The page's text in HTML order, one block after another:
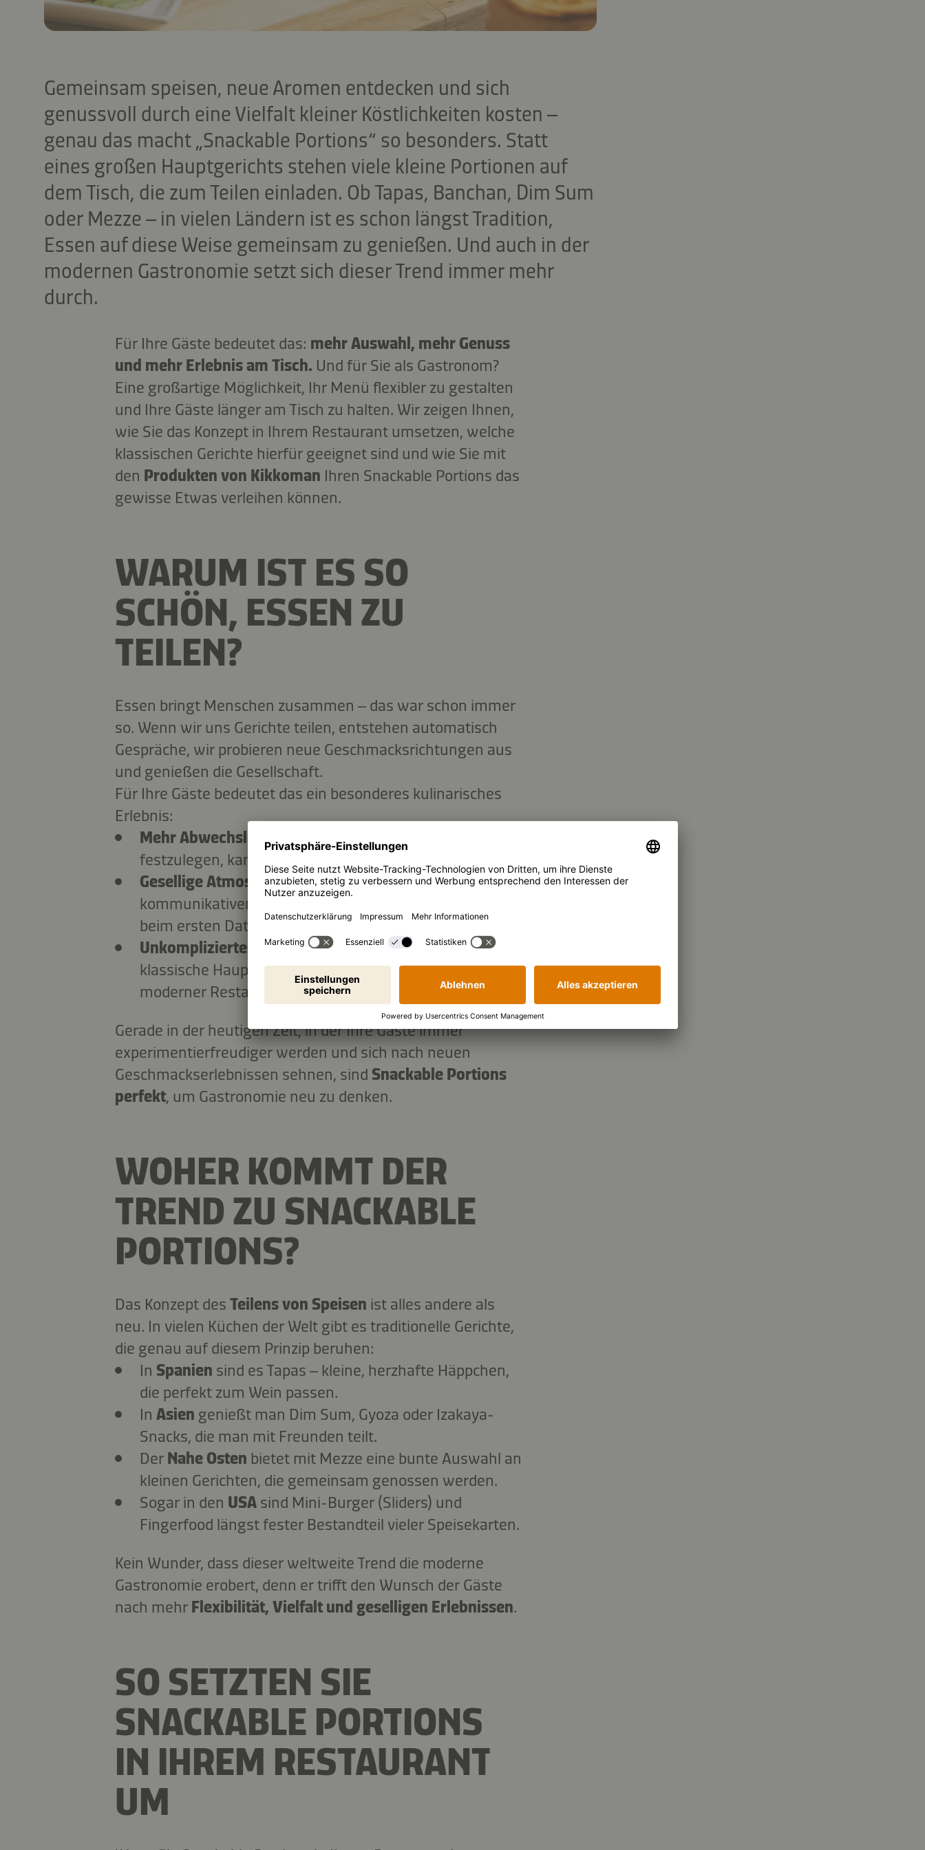
Gemeinsam speisen, neue Aromen entdecken und sich
genussvoll durch eine Vielfalt kleiner Köstlichkeiten kosten –
genau das macht „Snackable Portions“ so besonders. Statt
eines großen Hauptgerichts stehen viele kleine Portionen auf
dem Tisch, die zum Teilen einladen. Ob Tapas, Banchan, Dim Sum
oder Mezze – in vielen Ländern ist es schon längst Tradition,
Essen auf diese Weise gemeinsam zu genießen. Und auch in der
modernen Gastronomie setzt sich dieser Trend immer mehr
durch.
Für Ihre Gäste bedeutet das: mehr Auswahl, mehr Genuss
und mehr Erlebnis am Tisch. Und für Sie als Gastronom?
Eine großartige Möglichkeit, Ihr Menü flexibler zu gestalten
und Ihre Gäste länger am Tisch zu halten. Wir zeigen Ihnen,
wie Sie das Konzept in Ihrem Restaurant umsetzen, welche
klassischen Gerichte hierfür geeignet sind und wie Sie mit
den Produkten von Kikkoman Ihren Snackable Portions das
gewisse Etwas verleihen können.
WARUM IST ES SO
SCHÖN, ESSEN ZU
TEILEN?
Essen bringt Menschen zusammen – das war schon immer
so. Wenn wir uns Gerichte teilen, entstehen automatisch
Gespräche, wir probieren neue Geschmacksrichtungen aus
und genießen die Gesellschaft.
Für Ihre Gäste bedeutet das ein besonderes kulinarisches
Erlebnis:
Mehr Abwechslung: Statt sich auf nur ein Gericht
festzulegen, kann jeder mehrere Speisen verkosten.
Gesellige Atmosphäre:Das Essen wird zum
kommunikativen Erlebnis, also ideal für Gruppen oder
beim ersten Date.
Unkompliziertes Genießen:Ohne feste Menüfolge oder
klassische Hauptgerichte entsteht ein lockerer,
moderner Restaurantbesuch.
Gerade in der heutigen Zeit, in der Ihre Gäste immer
experimentierfreudiger werden und sich nach neuen
Geschmackserlebnissen sehnen, sind Snackable Portions
perfekt, um Gastronomie neu zu denken.
WOHER KOMMT DER
TREND ZU SNACKABLE
PORTIONS?
Das Konzept desTeilens von Speisen ist alles andere als
neu. In vielen Küchen der Welt gibt es traditionelle Gerichte,
die genau auf diesem Prinzip beruhen:
In Spanien sind es Tapas – kleine, herzhafte Häppchen,
die perfekt zum Wein passen.
InAsien genießt man Dim Sum, Gyoza oder Izakaya-
Snacks, die man mit Freunden teilt.
Der Nahe Osten bietet mit Mezze eine bunte Auswahl an
kleinen Gerichten, die gemeinsam genossen werden.
Sogar in den USA sind Mini-Burger (Sliders) und
Fingerfood längst fester Bestandteil vieler Speisekarten.
Kein Wunder, dass dieser weltweite Trend die moderne
Gastronomie erobert, denn er trifft den Wunsch der Gäste
nach mehr Flexibilität, Vielfalt und geselligen Erlebnissen.
SO SETZTEN SIE
SNACKABLE PORTIONS
IN IHREM RESTAURANT
UM